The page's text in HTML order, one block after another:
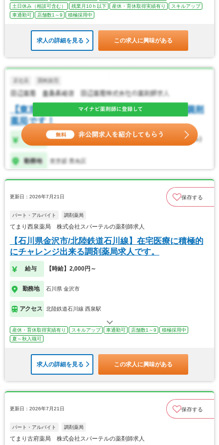
土日休み（相談可含む）
残業月10ｈ以下 産休・育休取得実績有り
スキルアップ
車通勤可
店舗数1～9 積極採用中
求人の詳細を見る この求人に興味がある
更新日：2026年7月21日 保存する
パート・アルバイト 調剤薬局
てまり西泉薬局 株式会社スパーテルの薬剤師求人
【石川県金沢市/北陸鉄道石川線】在宅医療に積極的
にチャレンジ出来る調剤薬局求人です。
給与 【時給】2,000円～
勤務地 石川県 金沢市
アクセス 北陸鉄道石川線 西泉駅
産休・育休取得実績有り スキルアップ 車通勤可 店舗数1～9
積極採用中
夏～秋入職可
求人の詳細を見る この求人に興味がある
更新日：2026年7月21日 保存する
パート・アルバイト 調剤薬局
てまり古府薬局 株式会社スパーテルの薬剤師求人